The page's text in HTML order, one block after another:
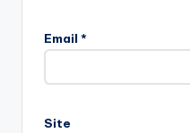
Email *
Site